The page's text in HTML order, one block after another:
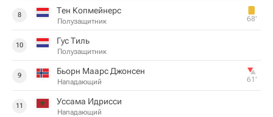
8 Тен Копмейнерс
Полузащитник 68‎’‎
10 Гус Тиль
Полузащитник
9 Бьорн Маарс Джонсен
Нападающий 61‎’‎
11 Уссама Идрисси
Нападающий